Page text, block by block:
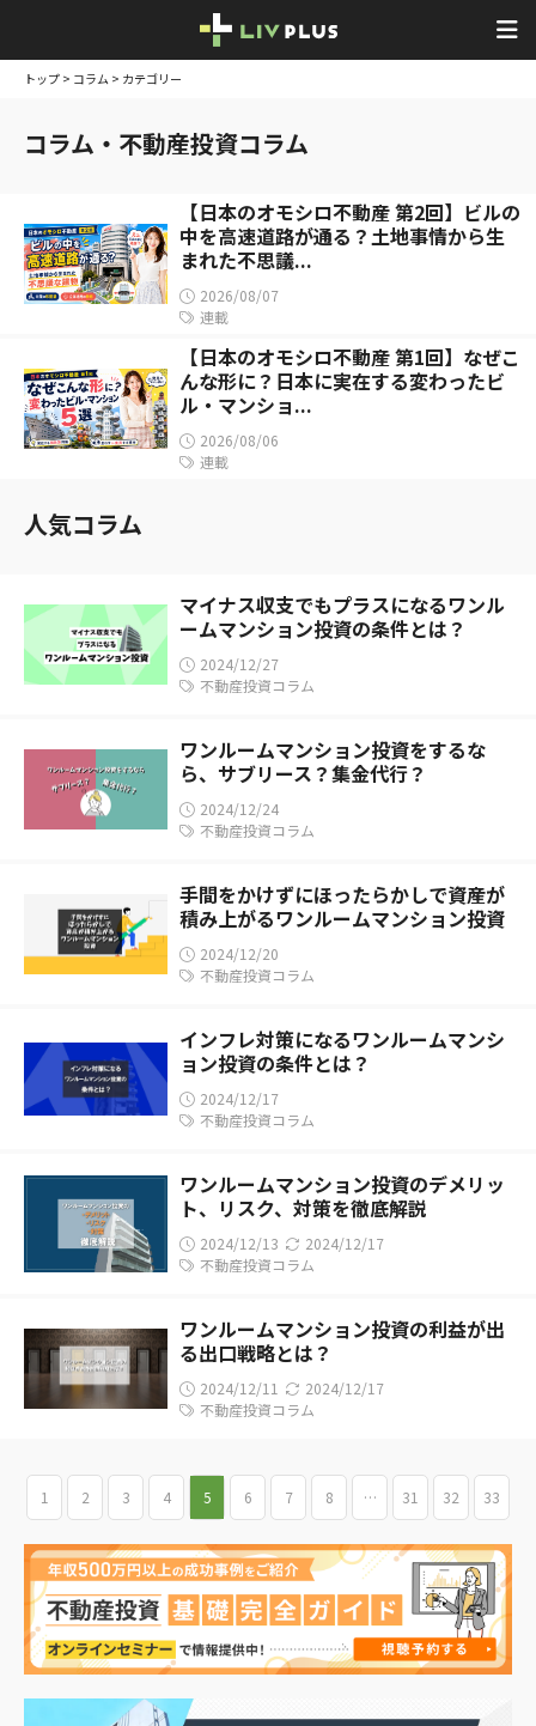
トップ > コラム > カテゴリー
コラム・不動産投資コラム
【日本のオモシロ不動産 第2回】ビルの
中を高速道路が通る？土地事情から生
まれた不思議...
2026/08/07
連載
【日本のオモシロ不動産 第1回】なぜこ
んな形に？日本に実在する変わったビ
ル・マンショ...
2026/08/06
連載
人気コラム
マイナス収支でもプラスになるワンル
ームマンション投資の条件とは？
2024/12/27
不動産投資コラム
ワンルームマンション投資をするな
ら、サブリース？集金代行？
2024/12/24
不動産投資コラム
手間をかけずにほったらかしで資産が
積み上がるワンルームマンション投資
2024/12/20
不動産投資コラム
インフレ対策になるワンルームマンシ
ョン投資の条件とは？
2024/12/17
不動産投資コラム
ワンルームマンション投資のデメリッ
ト、リスク、対策を徹底解説
2024/12/13
2024/12/17
不動産投資コラム
ワンルームマンション投資の利益が出
る出口戦略とは？
2024/12/11
2024/12/17
不動産投資コラム
1 2 3 4 5 6 7 8 … 31 32 33